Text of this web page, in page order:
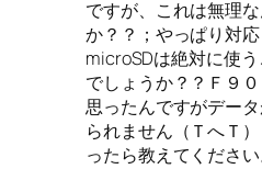
ですが、これは無理
か？？；やっぱり対
microSDは絶対に使
でしょうか？？Ｆ９
思ったんですがデー
られません（ＴへＴ
ったら教えてください